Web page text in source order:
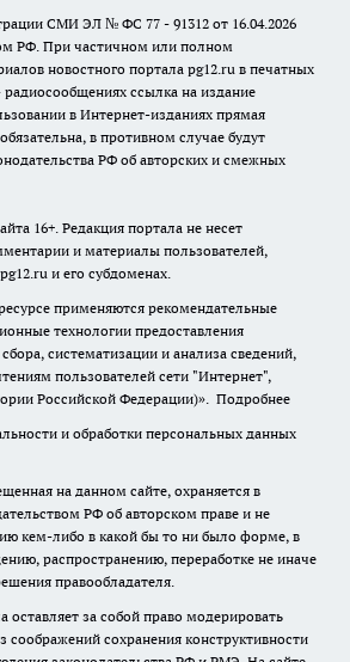
СМИ ЭЛ № ФС 77 - 91312 от 16.04.2026
РФ. При частичном или полном
новостного портала pg12.ru в печатных
радиосообщениях ссылка на издание
в Интернет-изданиях прямая
в противном случае будут
РФ об авторских и смежных
16+. Редакция портала не несет
и материалы пользователей,
и его субдоменах.
применяются рекомендательные
технологии предоставления
систематизации и анализа сведений,
пользователей сети "Интернет",
Российской Федерации)». Подробнее
и обработки персональных данных
на данном сайте, охраняется в
РФ об авторском праве и не
кем-либо в какой бы то ни было форме, в
распространению, переработке не иначе
правообладателя.
оставляет за собой право модерировать
соображений сохранения конструктивности